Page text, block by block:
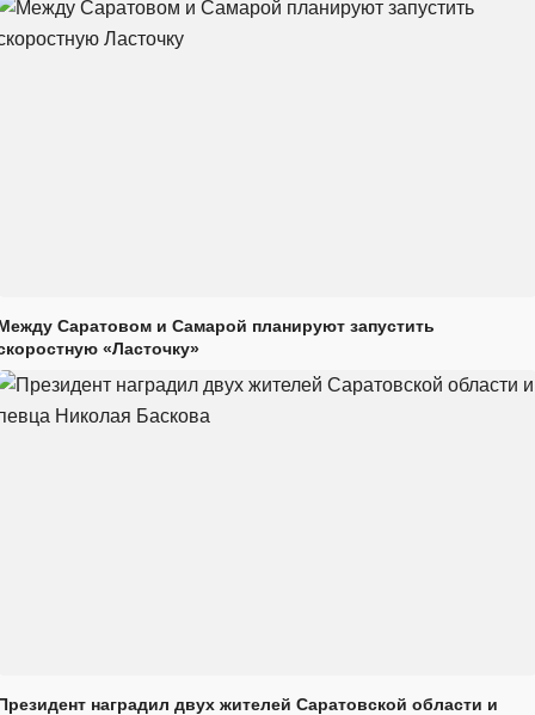
Саратовом и Самарой планируют запустить
«Ласточку»
наградил двух жителей Саратовской области и